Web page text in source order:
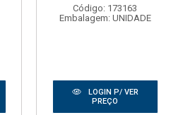
Código: 173163
Embalagem: UNIDADE
LOGIN P/ VER
PREÇO